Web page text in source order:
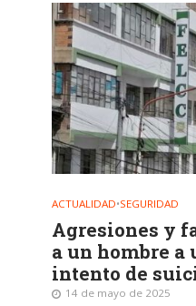
ACTUALIDAD•SEGURIDAD
Agresiones y
a un hombre a
intento de
14 de mayo de 2025